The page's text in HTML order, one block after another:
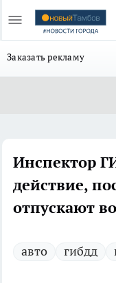
Заказать рекламу
Инспектор
действие,
отпускают
авто гибдд